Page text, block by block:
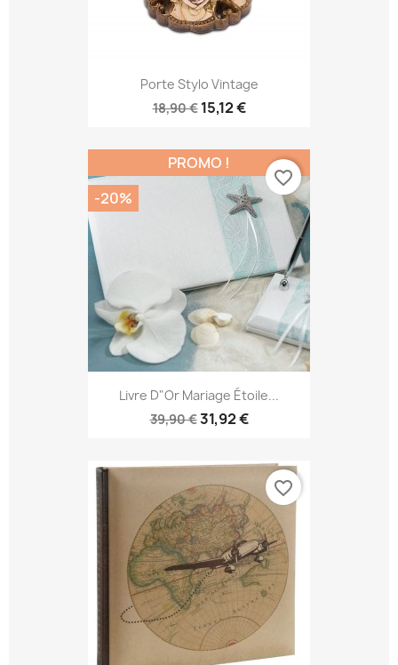
Porte Stylo Vintage
18,90 € 15,12 €
Livre D"or Mariage Étoile...
39,90 €31,92 €
PROMO !
-20%
favorite_border
favorite_border